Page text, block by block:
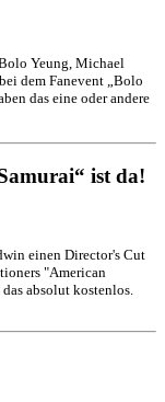
Yeung, Michael
dem Fanevent „Bolo
das eine oder andere
ist da!
einen Director's Cut
"American
absolut kostenlos.